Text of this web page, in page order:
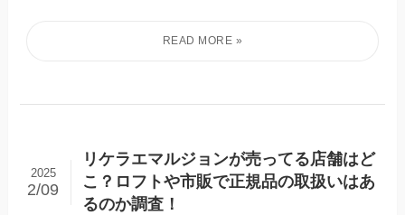
リケラエマルジョンが売ってる店舗はど
こ？ロフトや市販で正規品の取扱いはあ
るのか調査！
2025
2/09